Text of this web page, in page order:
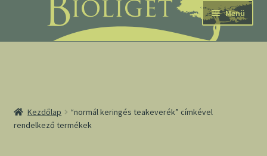
navigációhoz
tartalomba
Menü
Kezdőlap
“normál keringés teakeverék” címkével
rendelkező termékek